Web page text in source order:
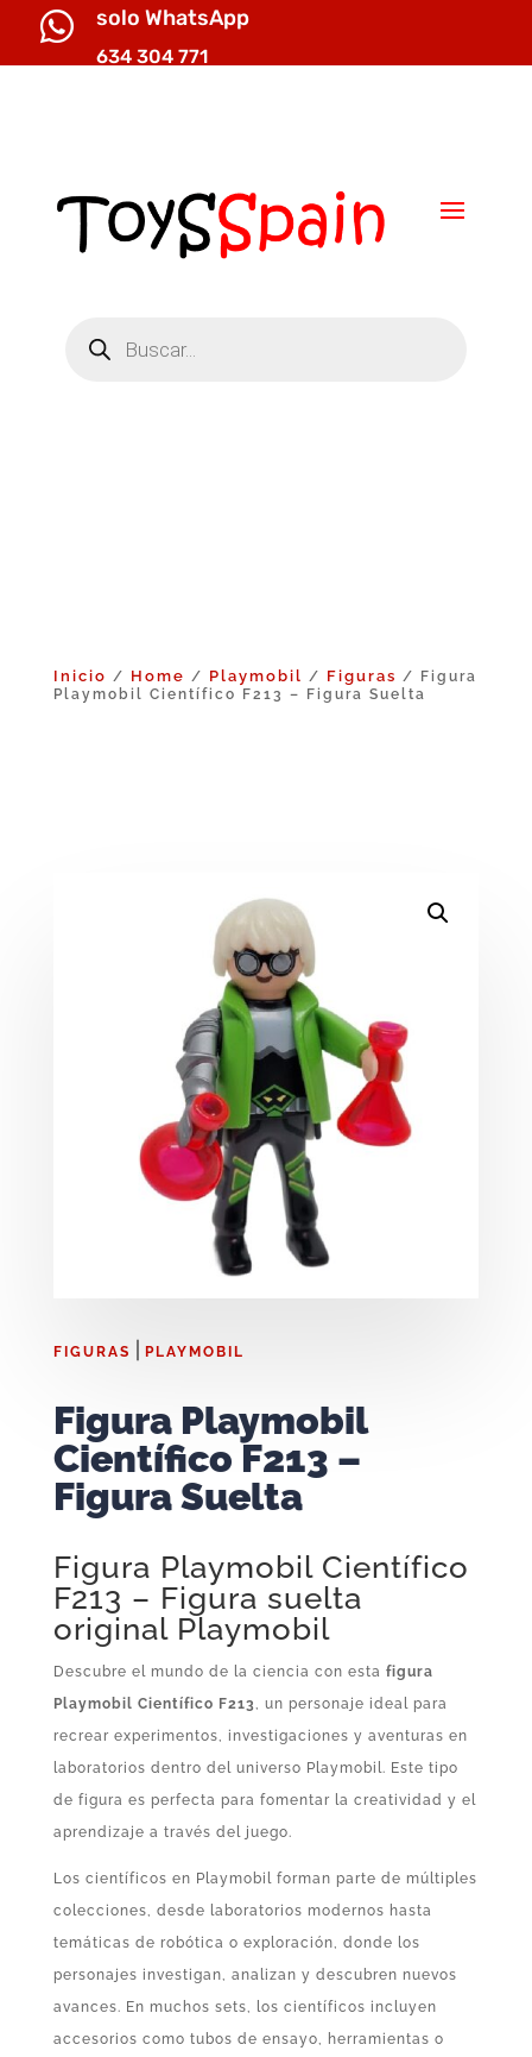
 solo WhatsApp
634 304 771
productos
Inicio / Home / Playmobil / Figuras / Figura
Playmobil Científico F213 – Figura Suelta
FIGURAS PLAYMOBIL
Figura Playmobil
Científico F213 –
Figura Suelta
Figura Playmobil Científico
F213 – Figura suelta
original Playmobil
Descubre el mundo de la ciencia con esta figura
Playmobil Científico F213, un personaje ideal para
recrear experimentos, investigaciones y aventuras en
laboratorios dentro del universo Playmobil. Este tipo
de figura es perfecta para fomentar la creatividad y el
aprendizaje a través del juego.
Los científicos en Playmobil forman parte de múltiples
colecciones, desde laboratorios modernos hasta
temáticas de robótica o exploración, donde los
personajes investigan, analizan y descubren nuevos
avances. En muchos sets, los científicos incluyen
accesorios como tubos de ensayo, herramientas o